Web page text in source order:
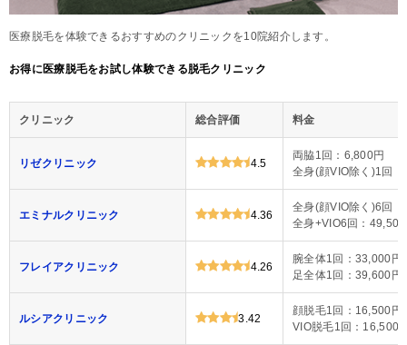
医療脱毛を体験できるおすすめのクリニックを10院紹介します。
お得に医療脱毛をお試し体験できる脱毛クリニック
クリニック 総合評価 料金
リゼクリニック 4.5
両脇1回：6,800円
全身(顔VIO除く)1回
エミナルクリニック 4.36
全身(顔VIO除く)6回
全身+VIO6回：
フレイアクリニック 4.26
腕全体1回：33,000円
足全体1回：39,600円
ルシアクリニック 3.42
顔脱毛1回：16,500円
VIO脱毛1回：16,500